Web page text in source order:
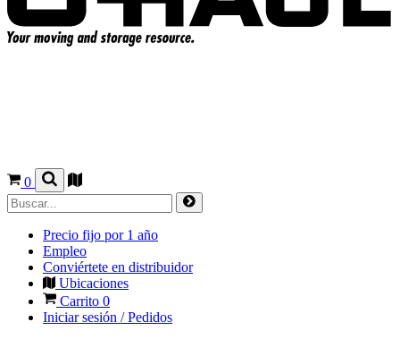
0
Precio fijo por 1 año
Empleo
Conviértete en distribuidor
Ubicaciones
Carrito 0
Iniciar sesión / Pedidos